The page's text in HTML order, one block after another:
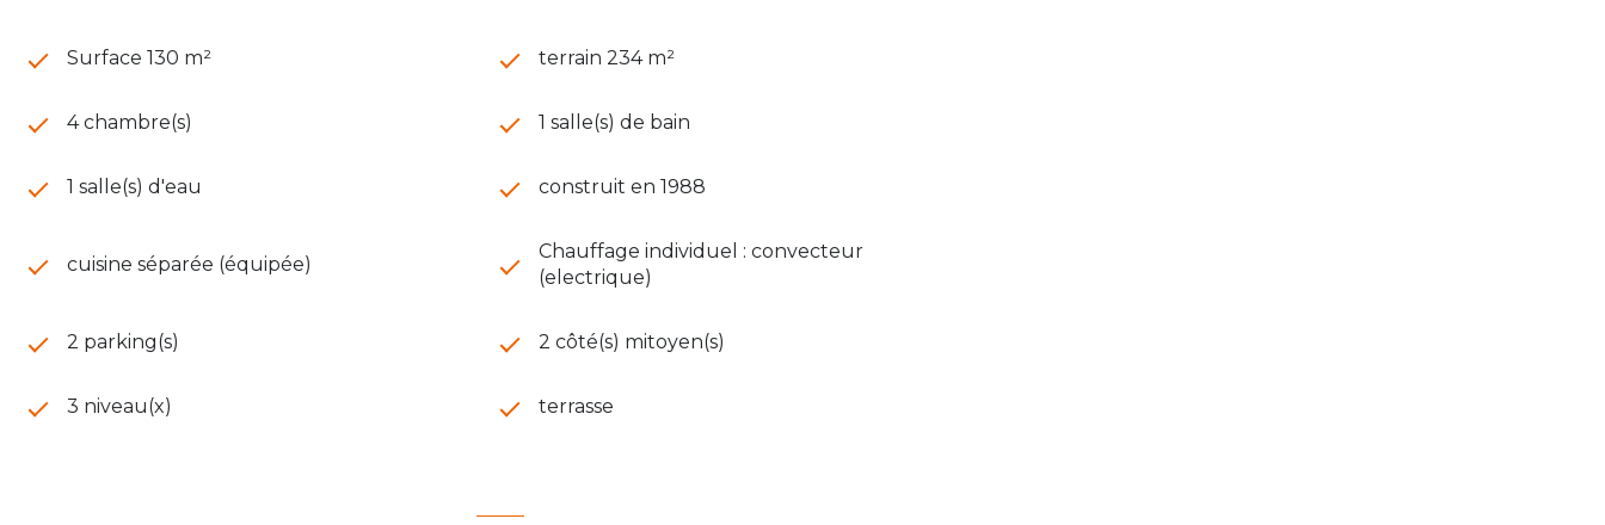
Surface 130 m² terrain 234 m²
4 chambre(s) 1 salle(s) de bain
1 salle(s) d'eau construit en 1988
cuisine séparée (équipée)
Chauffage individuel : convecteur
(electrique)
2 parking(s) 2 côté(s) mitoyen(s)
3 niveau(x) terrasse